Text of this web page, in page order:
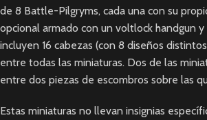
de 8 Battle-Pilgryms, cada una con su
opcional armado con un voltlock handgun
incluyen 16 cabezas (con 8 diseños
entre todas las miniaturas. Dos de las
entre dos piezas de escombros sobre las
Estas miniaturas no llevan insignias